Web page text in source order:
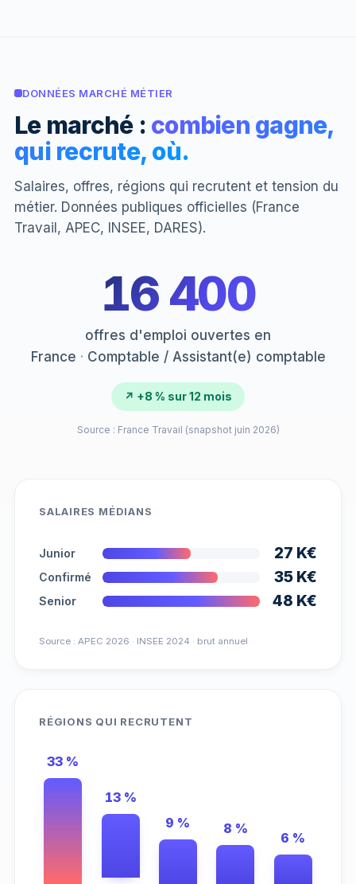
DONNÉES MARCHÉ MÉTIER
Le marché : combien gagne,
qui recrute, où.
Salaires, offres, régions qui recrutent et tension du
métier. Données publiques officielles (France
Travail, APEC, INSEE, DARES).
16 400
offres d'emploi ouvertes en
France · Comptable / Assistant(e) comptable
↗ +8 % sur 12 mois
Source : France Travail (snapshot juin 2026)
SALAIRES MÉDIANS
Junior 27 K€
Confirmé 35 K€
Senior 48 K€
Source : APEC 2026 · INSEE 2024 · brut annuel
RÉGIONS QUI RECRUTENT
33 %
13 %
9 % 8 %
6 %